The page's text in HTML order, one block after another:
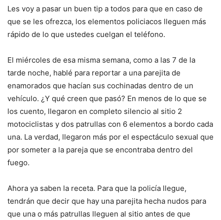
Les voy a pasar un buen tip a todos para que en caso de
que se les ofrezca, los elementos policiacos lleguen más
rápido de lo que ustedes cuelgan el teléfono.
El miércoles de esa misma semana, como a las 7 de la
tarde noche, hablé para reportar a una parejita de
enamorados que hacían sus cochinadas dentro de un
vehículo. ¿Y qué creen que pasó? En menos de lo que se
los cuento, llegaron en completo silencio al sitio 2
motociclistas y dos patrullas con 6 elementos a bordo cada
una. La verdad, llegaron más por el espectáculo sexual que
por someter a la pareja que se encontraba dentro del
fuego.
Ahora ya saben la receta. Para que la policía llegue,
tendrán que decir que hay una parejita hecha nudos para
que una o más patrullas lleguen al sitio antes de que